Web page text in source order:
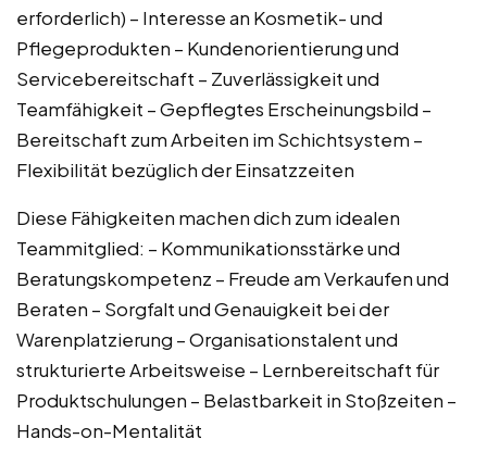
erforderlich) – Interesse an Kosmetik- und
Pflegeprodukten – Kundenorientierung und
Servicebereitschaft – Zuverlässigkeit und
Teamfähigkeit – Gepflegtes Erscheinungsbild –
Bereitschaft zum Arbeiten im Schichtsystem –
Flexibilität bezüglich der Einsatzzeiten
Diese Fähigkeiten machen dich zum idealen
Teammitglied: – Kommunikationsstärke und
Beratungskompetenz – Freude am Verkaufen und
Beraten – Sorgfalt und Genauigkeit bei der
Warenplatzierung – Organisationstalent und
strukturierte Arbeitsweise – Lernbereitschaft für
Produktschulungen – Belastbarkeit in Stoßzeiten –
Hands-on-Mentalität